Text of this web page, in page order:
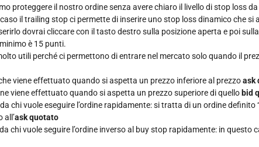
proteggere il nostro ordine senza avere chiaro il livello di stop loss
il trailing stop ci permette di inserire uno stop loss dinamico che
dovrai cliccare con il tasto destro sulla posizione aperta e poi
è 15 punti.
utili perché ci permettono di entrare nel mercato solo quando il
viene effettuato quando si aspetta un prezzo inferiore al prezzoask
viene effettuato quando si aspetta un prezzo superiore di quellobid
chi vuole eseguire l’ordine rapidamente: si tratta di un ordine
all’ask quotato
chi vuole seguire l’ordine inverso al buy stop rapidamente: in questo